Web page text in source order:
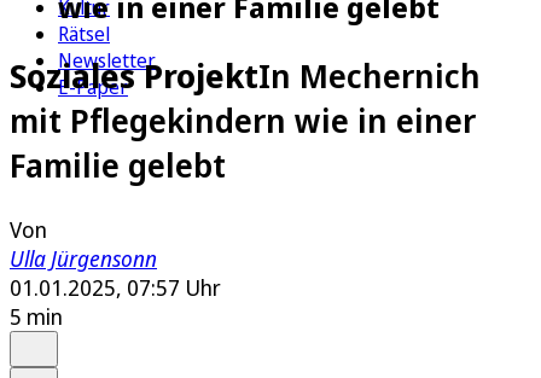
Kultur
Rätsel
Newsletter
E-Paper
Soziales ProjektIn Mechernich
mit Pflegekindern wie in einer
Familie gelebt
Von
Ulla Jürgensonn
01.01.2025, 07:57 Uhr
5 min